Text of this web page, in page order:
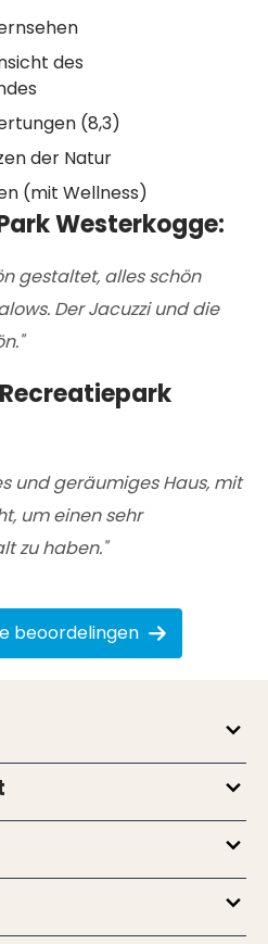
des
(8,3)
der Natur
(mit Wellness)
Westerkogge:
gestaltet, alles schön
Der Jacuzzi und die
und geräumiges Haus, mit
um einen sehr
zu haben."
beoordelingen